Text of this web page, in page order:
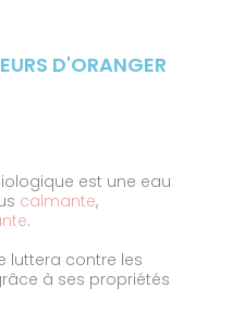
D'ORANGER
est une eau
calmante,
.
luttera contre les
à ses propriétés